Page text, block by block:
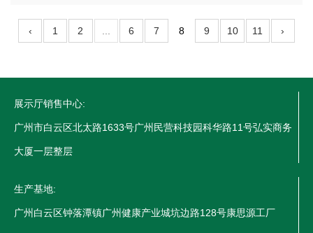
‹ 1 2 ... 6 7 8 9 10 11 ›
展示厅销售中心:
广州市白云区北太路1633号广州民营科技园科华路11号弘实商务
大厦一层整层
生产基地:
广州白云区钟落潭镇广州健康产业城坑边路128号康思源工厂